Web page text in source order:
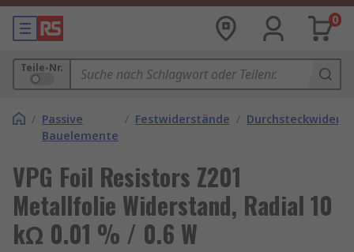
0
Teile-Nr.
/ Passive
Bauelemente
/ Festwiderstände /
VPG Foil Resistors Z201
Metallfolie Widerstand, Radial 10
kΩ 0.01 % / 0.6 W